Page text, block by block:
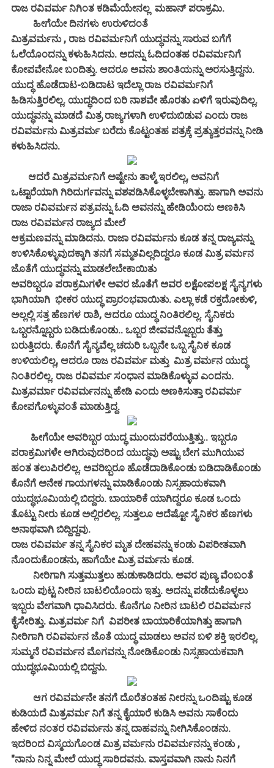
ರಾಜ ರವಿವರ್ಮ ನಿಗಿಂತ ಕಡಿಮೆಯೇನಲ್ಲ ಮಹಾನ್ ಪರಾಕ್ರಮಿ.
ಹೀಗೆಯೇ ದಿನಗಳು ಉರುಳಿದಂತೆ
ಮಿತ್ರವರ್ಮನು , ರಾಜ ರವಿವರ್ಮನಿಗೆ ಯುದ್ಧವನ್ನು ಸಾರುವ ಬಗೆಗೆ
ಓಲೆಯೊಂದನ್ನು ಕಳುಹಿಸಿದನು. ಅದನ್ನು ಓದಿದಂತಹ ರವಿವರ್ಮನಿಗೆ
ಕೋಪವೇನೋ ಬಂದಿತ್ತು. ಆದರೂ ಅವನು ಶಾಂತಿಯನ್ನು ಅರಸುತ್ತಿದ್ದನು.
ಯುದ್ಧ ಹೊಡೆದಾಟ-ಬಡಿದಾಟ ಇದೆಲ್ಲಾ ರಾಜ ರವಿವರ್ಮನಿಗೆ
ಹಿಡಿಸುತ್ತಿರಲಿಲ್ಲ. ಯುದ್ಧದಿಂದ ಬರಿ ನಾಶವೇ ಹೊರತು ಏಳಿಗೆ ಇರುವುದಿಲ್ಲ.
ಯುದ್ಧವನ್ನು ಮಾಡದೆ ಮಿತ್ರ ರಾಜ್ಯಗಳಾಗಿ ಉಳಿದುಬಿಡುವ ಎಂದು ರಾಜ
ರವಿವರ್ಮನು ಮಿತ್ರವರ್ಮ ಬರೆದು ಕೊಟ್ಟಂತಹ ಪತ್ರಕ್ಕೆ ಪ್ರತ್ಯುತ್ತರವನ್ನು ನೀಡಿ
ಕಳುಹಿಸಿದನು.
ಆದರೆ ಮಿತ್ರವರ್ಮನಿಗೆ ಅಷ್ಟೇನು ತಾಳ್ಮೆ ಇರಲಿಲ್ಲ, ಅವನಿಗೆ
ಒಟ್ಟಾರೆಯಾಗಿ ಗಿರಿದುರ್ಗವನ್ನು ವಶಪಡಿಸಿಕೊಳ್ಳಬೇಕಾಗಿತ್ತು. ಹಾಗಾಗಿ ಅವನು
ರಾಜಾ ರವಿವರ್ಮನ ಪತ್ರವನ್ನು ಓದಿ ಅವನನ್ನು ಹೇಡಿಯೆಂದು ಅಣಕಿಸಿ
ರಾಜ ರವಿವರ್ಮನ ರಾಜ್ಯದ ಮೇಲೆ
ಆಕ್ರಮಣವನ್ನು ಮಾಡಿದನು. ರಾಜಾ ರವಿವರ್ಮನು ಕೂಡ ತನ್ನ ರಾಜ್ಯವನ್ನು
ಉಳಿಸಿಕೊಳ್ಳುವುದಕ್ಕಾಗಿ ತನಗೆ ಸಮ್ಮತವಿಲ್ಲದಿದ್ದರೂ ಕೂಡ ಮಿತ್ರ ವರ್ಮನ
ಜೊತೆಗೆ ಯುದ್ಧವನ್ನು ಮಾಡಲೇಬೇಕಾಯಿತು
ಅವರಿಬ್ಬರೂ ಪರಾಕ್ರಮಿಗಳೇ ಅವರ ಜೊತೆಗೆ ಅವರ ಲಕ್ಷೋಪಲಕ್ಷ ಸೈನ್ಯಗಳು
ಭಾಗಿಯಾಗಿ ಭೀಕರ ಯುದ್ಧ ಪ್ರಾರಂಭವಾಯಿತು. ಎಲ್ಲಾ ಕಡೆ ರಕ್ತದೋಕುಳಿ,
ಅಲ್ಲಲ್ಲಿ ಸತ್ತ ಹೆಣಗಳ ರಾಶಿ, ಆದರೂ ಯುದ್ಧ ನಿಂತಿರಲಿಲ್ಲ. ಸೈನಿಕರು
ಒಬ್ಬರನ್ನೊಬ್ಬರು ಬಡಿದುಕೊಂಡು.. ಒಬ್ಬರ ಜೀವವನ್ನೊಬ್ಬರು ತೆತ್ತು
ಬರುತ್ತಿದರು. ಕೊನೆಗೆ ಸೈನ್ಯವೆಲ್ಲ ಚದುರಿ ಒಬ್ಬನೇ ಒಬ್ಬ ಸೈನಿಕ ಕೂಡ
ಉಳಿಯಲಿಲ್ಲ, ಆದರೂ ರಾಜ ರವಿವರ್ಮ ಮತ್ತು ಮಿತ್ರ ವರ್ಮನ ಯುದ್ಧ
ನಿಂತಿರಲಿಲ್ಲ. ರಾಜ ರವಿವರ್ಮ ಸಂಧಾನ ಮಾಡಿಕೊಳ್ಳುವ ಎಂದನು.
ಮಿತ್ರವರ್ಮಾ ರವಿವರ್ಮನನ್ನು ಹೇಡಿ ಎಂದು ಅಣಕಿಸುತ್ತಾ ರವಿವರ್ಮ
ಕೋಪಗೊಳ್ಳುವಂತೆ ಮಾಡುತ್ತಿದ್ದ.
ಹೀಗೆಯೇ ಅವರಿಬ್ಬರ ಯುದ್ಧ ಮುಂದುವರೆಯುತ್ತಿತ್ತು.. ಇಬ್ಬರೂ
ಪರಾಕ್ರಮಿಗಳೇ ಆಗಿರುವುದರಿಂದ ಯುದ್ಧವು ಅಷ್ಟು ಬೇಗ ಮುಗಿಯುವ
ಹಂತ ತಲುಪಿರಲಿಲ್ಲ. ಅವರಿಬ್ಬರೂ ಹೊಡೆದಾಡಿಕೊಂಡು ಬಡಿದಾಡಿಕೊಂಡು
ಕೊನೆಗೆ ಅನೇಕ ಗಾಯಗಳನ್ನು ಮಾಡಿಕೊಂಡು ನಿಸ್ಸಹಾಯಕವಾಗಿ
ಯುದ್ಧಭೂಮಿಯಲ್ಲಿ ಬಿದ್ದರು. ಬಾಯಾರಿಕೆ ಯಾಗಿದ್ದರೂ ಕೂಡ ಒಂದು
ತೊಟ್ಟು ನೀರು ಕೂಡ ಅಲ್ಲಿರಲಿಲ್ಲ. ಸುತ್ತಲೂ ಅದೆಷ್ಟೋ ಸೈನಿಕರ ಹೆಣಗಳು
ಅನಾಥವಾಗಿ ಬಿದ್ದಿದ್ದವು.
ರಾಜ ರವಿವರ್ಮ ತನ್ನ ಸೈನಿಕರ ಮೃತ ದೇಹವನ್ನು ಕಂಡು ವಿಪರೀತವಾಗಿ
ನೊಂದುಕೊಂಡನು, ಹಾಗೆಯೇ ಮಿತ್ರ ವರ್ಮನು ಕೂಡ.
ನೀರಿಗಾಗಿ ಸುತ್ತಮುತ್ತಲು ಹುಡುಕಾಡಿದರು. ಅವರ ಪುಣ್ಯ ವೆಂಬಂತೆ
ಒಂದು ಪುಟ್ಟ ನೀರಿನ ಬಾಟಲಿಯೊಂದು ಇತ್ತು. ಅದನ್ನು ಪಡೆದುಕೊಳ್ಳಲು
ಇಬ್ಬರು ವೇಗವಾಗಿ ಧಾವಿಸಿದರು. ಕೊನೆಗೂ ನೀರಿನ ಬಾಟಲಿ ರವಿವರ್ಮನ
ಕೈಸೇರಿತ್ತು. ಮಿತ್ರವರ್ಮ ನಿಗೆ ವಿಪರೀತ ಬಾಯಾರಿಕೆಯಾಗಿತ್ತು ಹಾಗಾಗಿ
ನೀರಿಗಾಗಿ ರವಿವರ್ಮನ ಜೊತೆ ಯುದ್ಧ ಮಾಡಲು ಅವನ ಬಳಿ ಶಕ್ತಿ ಇರಲಿಲ್ಲ.
ಸುಮ್ಮನೆ ರವಿವರ್ಮನ ಮೊಗವನ್ನು ನೋಡಿಕೊಂಡು ನಿಸ್ಸಹಾಯಕವಾಗಿ
ಯುದ್ಧಭೂಮಿಯಲ್ಲಿ ಬಿದ್ದನು.
ಆಗ ರವಿವರ್ಮನೇ ತನಗೆ ದೊರೆತಂತಹ ನೀರನ್ನು ಒಂದಿಷ್ಟು ಕೂಡ
ಕುಡಿಯದೆ ಮಿತ್ರವರ್ಮ ನಿಗೆ ತನ್ನ ಕೈಯಾರೆ ಕುಡಿಸಿ ಅವನು ಸಾಕೆಂದು
ಹೇಳಿದ ನಂತರ ರವಿವರ್ಮನು ತನ್ನ ದಾಹವನ್ನು ನೀಗಿಸಿಕೊಂಡನು.
ಇದರಿಂದ ವಿಸ್ಮಯಗೊಂಡ ಮಿತ್ರ ವರ್ಮನು ರವಿವರ್ಮನನ್ನು ಕಂಡು ,
"ನಾನು ನಿನ್ನ ಮೇಲೆ ಯುದ್ಧ ಸಾರಿದವನು. ವಾಸ್ತವವಾಗಿ ನಾನು ನಿನಗೆ